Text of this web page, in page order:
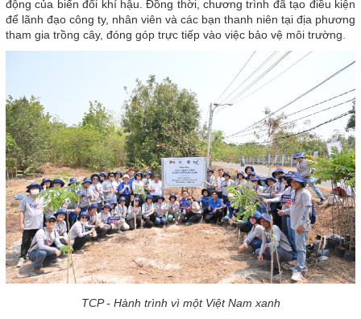
động của biến đổi khí hậu. Đồng thời, chương trình đã tạo điều kiện
để lãnh đạo công ty, nhân viên và các bạn thanh niên tại địa phương
tham gia trồng cây, đóng góp trực tiếp vào việc bảo vệ môi trường.
TCP - Hành trình vì một Việt Nam xanh